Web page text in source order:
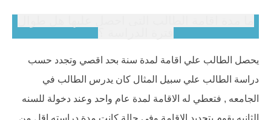
يحصل الطالب علي اقامة لمدة سنة بحد اقصي وتجدد حسب
دراسة الطالب علي سبيل المثال كان يدرس الطالب في
الجامعه , فتعطي له الاقامة لمدة عام واحد وعند دخولة للسنه
الثانيه يقوم بتجديد الاقامة وفي حالة كانت مدة دراسته اقل من